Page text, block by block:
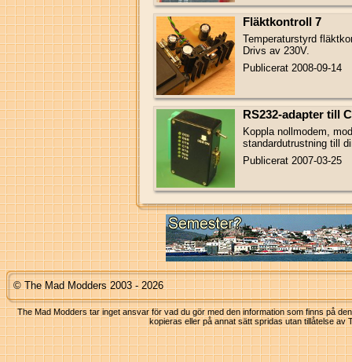
Fläktkontroll 7
Temperaturstyrd
Drivs av 230V.
Publicerat 2008-09-14
RS232-adapter till
Koppla nollmodem,
standardutrustning till
Publicerat 2007-03-25
© The Mad Modders 2003 - 2026
The Mad Modders tar inget ansvar för vad du gör med den information som finns på
kopieras eller på annat sätt spridas utan tillåtelse av